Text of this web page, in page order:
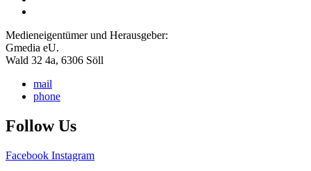
Medieneigentümer und Herausgeber:
Gmedia eU.
Wald 32 4a, 6306 Söll
mail
phone
Follow Us
Facebook Instagram